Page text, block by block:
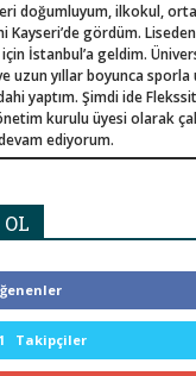
doğumluyum, ilkokul,
Kayseri’de gördüm.
İstanbul’a geldim.
uzun yıllar boyunca sporla
yaptım. Şimdi ide
kurulu üyesi olarak
ediyorum.
Takipçiler